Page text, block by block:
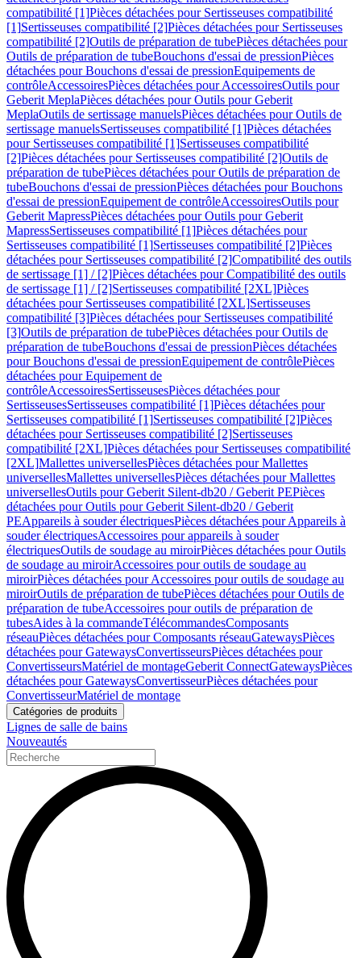
compatibilité [1]Pièces détachées pour Sertisseuses compatibilité
[1]Sertisseuses compatibilité [2]Pièces détachées pour Sertisseuses
compatibilité [2]Outils de préparation de tubePièces détachées pour
Outils de préparation de tubeBouchons d'essai de pressionPièces
détachées pour Bouchons d'essai de pressionEquipements de
contrôleAccessoiresPièces détachées pour AccessoiresOutils pour
Geberit MeplaPièces détachées pour Outils pour Geberit
MeplaOutils de sertissage manuelsPièces détachées pour Outils de
sertissage manuelsSertisseuses compatibilité [1]Pièces détachées
pour Sertisseuses compatibilité [1]Sertisseuses compatibilité
[2]Pièces détachées pour Sertisseuses compatibilité [2]Outils de
préparation de tubePièces détachées pour Outils de préparation de
tubeBouchons d'essai de pressionPièces détachées pour Bouchons
d'essai de pressionEquipement de contrôleAccessoiresOutils pour
Geberit MapressPièces détachées pour Outils pour Geberit
MapressSertisseuses compatibilité [1]Pièces détachées pour
Sertisseuses compatibilité [1]Sertisseuses compatibilité [2]Pièces
détachées pour Sertisseuses compatibilité [2]Compatibilité des outils
de sertissage [1] / [2]Pièces détachées pour Compatibilité des outils
de sertissage [1] / [2]Sertisseuses compatibilité [2XL]Pièces
détachées pour Sertisseuses compatibilité [2XL]Sertisseuses
compatibilité [3]Pièces détachées pour Sertisseuses compatibilité
[3]Outils de préparation de tubePièces détachées pour Outils de
préparation de tubeBouchons d'essai de pressionPièces détachées
pour Bouchons d'essai de pressionEquipement de contrôlePièces
détachées pour Equipement de
contrôleAccessoiresSertisseusesPièces détachées pour
SertisseusesSertisseuses compatibilité [1]Pièces détachées pour
Sertisseuses compatibilité [1]Sertisseuses compatibilité [2]Pièces
détachées pour Sertisseuses compatibilité [2]Sertisseuses
compatibilité [2XL]Pièces détachées pour Sertisseuses compatibilité
[2XL]Mallettes universellesPièces détachées pour Mallettes
universellesMallettes universellesPièces détachées pour Mallettes
universellesOutils pour Geberit Silent-db20 / Geberit PEPièces
détachées pour Outils pour Geberit Silent-db20 / Geberit
PEAppareils à souder électriquesPièces détachées pour Appareils à
souder électriquesAccessoires pour appareils à souder
électriquesOutils de soudage au miroirPièces détachées pour Outils
de soudage au miroirAccessoires pour outils de soudage au
miroirPièces détachées pour Accessoires pour outils de soudage au
miroirOutils de préparation de tubePièces détachées pour Outils de
préparation de tubeAccessoires pour outils de préparation de
tubesAides à la commandeTélécommandesComposants
réseauPièces détachées pour Composants réseauGatewaysPièces
détachées pour GatewaysConvertisseursPièces détachées pour
ConvertisseursMatériel de montageGeberit ConnectGatewaysPièces
détachées pour GatewaysConvertisseurPièces détachées pour
ConvertisseurMatériel de montage
Catégories de produits
Lignes de salle de bains
Nouveautés